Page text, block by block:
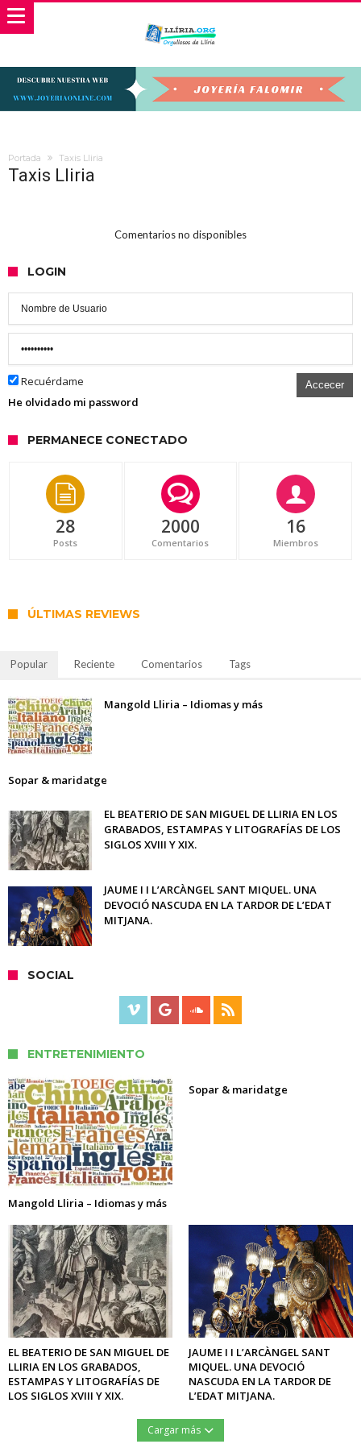
Portada Taxis Lliria
Taxis Lliria
Comentarios no disponibles
LOGIN
Recuérdame Accecer
He olvidado mi password
PERMANECE CONECTADO
28
Posts
2000
Comentarios
16
Miembros
ÚLTIMAS REVIEWS
Popular Reciente Comentarios Tags
Mangold Lliria – Idiomas y más
Sopar & maridatge
EL BEATERIO DE SAN MIGUEL DE LLIRIA EN LOS
GRABADOS, ESTAMPAS Y LITOGRAFÍAS DE LOS
SIGLOS XVIII Y XIX.
JAUME I I L’ARCÀNGEL SANT MIQUEL. UNA
DEVOCIÓ NASCUDA EN LA TARDOR DE L’EDAT
MITJANA.
SOCIAL
ENTRETENIMIENTO
Mangold Lliria – Idiomas y más
Sopar & maridatge
EL BEATERIO DE SAN MIGUEL DE
LLIRIA EN LOS GRABADOS,
ESTAMPAS Y LITOGRAFÍAS DE
LOS SIGLOS XVIII Y XIX.
JAUME I I L’ARCÀNGEL SANT
MIQUEL. UNA DEVOCIÓ
NASCUDA EN LA TARDOR DE
L’EDAT MITJANA.
Cargar más